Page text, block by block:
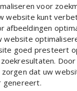
voor
website kunt
afbeeldingen
website
goed presteert
zorgen dat uw
genereert.